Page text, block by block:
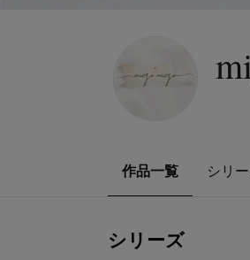
作品一覧 シリ
シリーズ